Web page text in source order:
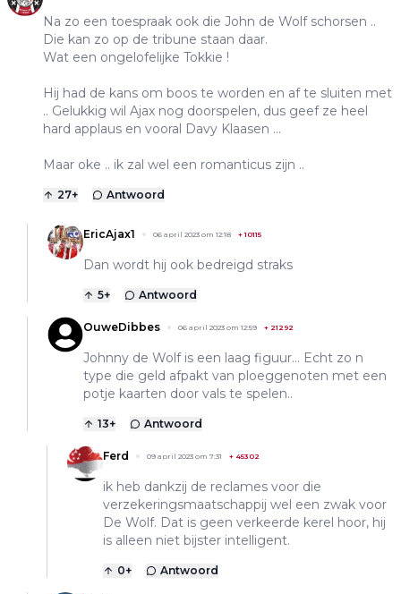
Na zo een toespraak ook die John de Wolf schorsen ..
Die kan zo op de tribune staan daar.
Wat een ongelofelijke Tokkie !
Hij had de kans om boos te worden en af te sluiten met
.. Gelukkig wil Ajax nog doorspelen, dus geef ze heel
hard applaus en vooral Davy Klaasen ...
Maar oke .. ik zal wel een romanticus zijn ..
27+ Antwoord
EricAjax1 06 april 2023 om 12:18 +10115
Dan wordt hij ook bedreigd straks
5+ Antwoord
OuweDibbes 06 april 2023 om 12:59 + 21292
Johnny de Wolf is een laag figuur... Echt zo n
type die geld afpakt van ploeggenoten met een
potje kaarten door vals te spelen..
13+ Antwoord
Ferd 09 april 2023 om 7:31 + 45302
ik heb dankzij de reclames voor die
verzekeringsmaatschappij wel een zwak voor
De Wolf. Dat is geen verkeerde kerel hoor, hij
is alleen niet bijster intelligent.
0+ Antwoord